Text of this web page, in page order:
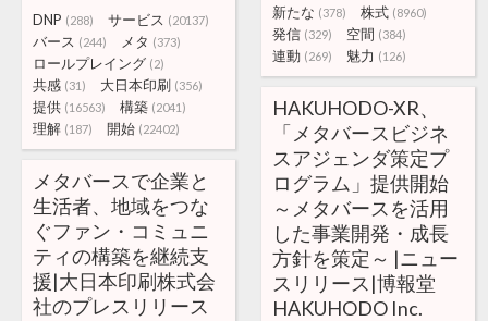
新たな (378) 株式 (8960)
発信 (329) 空間 (384)
連動 (269) 魅力 (126)
DNP (288) サービス (20137)
バース (244) メタ (373)
ロールプレイング (2)
共感 (31) 大日本印刷 (356)
提供 (16563) 構築 (2041)
理解 (187) 開始 (22402)
HAKUHODO-XR、
「メタバースビジネ
スアジェンダ策定プ
ログラム」提供開始
～メタバースを活用
した事業開発・成長
方針を策定～ |ニュー
スリリース|博報堂
HAKUHODO Inc.
メタバースで企業と
生活者、地域をつな
ぐファン・コミュニ
ティの構築を継続支
援|大日本印刷株式会
社のプレスリリース